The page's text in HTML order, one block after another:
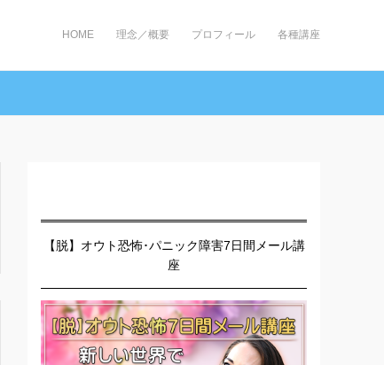
HOME 理念／概要 プロフィール 各種講座
【脱】オウト恐怖･パニック障害7日間メール講
座